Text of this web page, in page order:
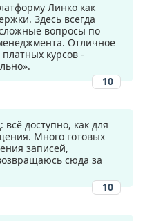
Линко как
Здесь всегда
вопросы по
Отличное
курсов -
10
доступно, как для
Много готовых
записей,
сюда за
10